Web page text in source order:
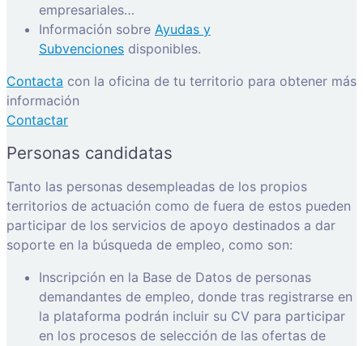
empresariales…
Información sobre Ayudas y
Subvenciones disponibles.
Contacta con la oficina de tu territorio para obtener más
información
Contactar
Personas candidatas
Tanto las personas desempleadas de los propios
territorios de actuación como de fuera de estos pueden
participar de los servicios de apoyo destinados a dar
soporte en la búsqueda de empleo, como son:
Inscripción en la Base de Datos de personas
demandantes de empleo, donde tras registrarse en
la plataforma podrán incluir su CV para participar
en los procesos de selección de las ofertas de